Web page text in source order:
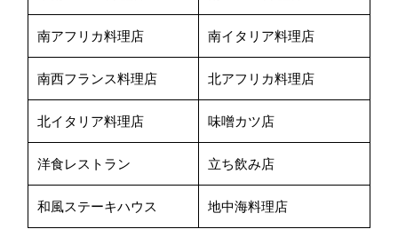
南アフリカ料理店 南イタリア料理店
南西フランス料理店 北アフリカ料理店
北イタリア料理店 味噌カツ店
洋食レストラン 立ち飲み店
和風ステーキハウス 地中海料理店